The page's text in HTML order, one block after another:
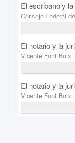
El escribano y
Consejo Federal
El notario y la
Vicente Font Boix
El notario y la
Vicente Font Boix